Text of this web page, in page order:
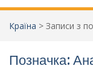
Країна > Записи з
Позначка: